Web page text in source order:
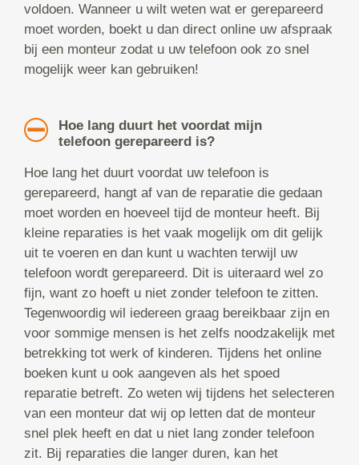
voldoen. Wanneer u wilt weten wat er gerepareerd
moet worden, boekt u dan direct online uw afspraak
bij een monteur zodat u uw telefoon ook zo snel
mogelijk weer kan gebruiken!
Hoe lang duurt het voordat mijn
telefoon gerepareerd is?
Hoe lang het duurt voordat uw telefoon is
gerepareerd, hangt af van de reparatie die gedaan
moet worden en hoeveel tijd de monteur heeft. Bij
kleine reparaties is het vaak mogelijk om dit gelijk
uit te voeren en dan kunt u wachten terwijl uw
telefoon wordt gerepareerd. Dit is uiteraard wel zo
fijn, want zo hoeft u niet zonder telefoon te zitten.
Tegenwoordig wil iedereen graag bereikbaar zijn en
voor sommige mensen is het zelfs noodzakelijk met
betrekking tot werk of kinderen. Tijdens het online
boeken kunt u ook aangeven als het spoed
reparatie betreft. Zo weten wij tijdens het selecteren
van een monteur dat wij op letten dat de monteur
snel plek heeft en dat u niet lang zonder telefoon
zit. Bij reparaties die langer duren, kan het